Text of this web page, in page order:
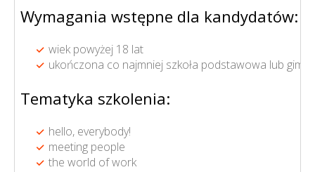
Wymagania wstępne dla kandydatów:
wiek powyżej 18 lat
ukończona co najmniej szkoła podstawowa lub
Tematyka szkolenia:
hello, everybody!
meeting people
the world of work